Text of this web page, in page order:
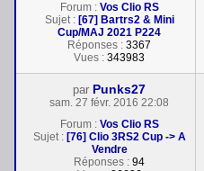
Forum : Vos Clio RS
Sujet : [67] Bartrs2 & Mini
Cup/MAJ 2021 P224
Réponses : 3367
Vues : 343983
par Punks27
sam. 27 févr. 2016 22:08
Forum : Vos Clio RS
Sujet : [76] Clio 3RS2 Cup -> A
Vendre
Réponses : 94